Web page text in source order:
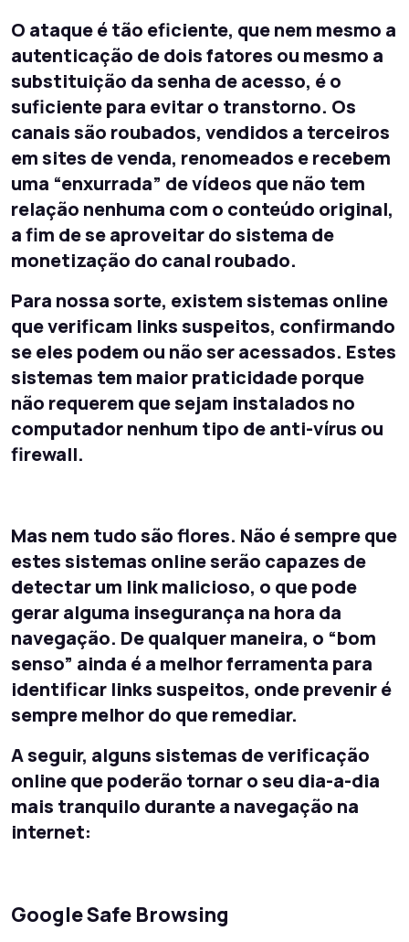
O ataque é tão eficiente, que nem mesmo a
autenticação de dois fatores ou mesmo a
substituição da senha de acesso, é o
suficiente para evitar o transtorno. Os
canais são roubados, vendidos a terceiros
em sites de venda, renomeados e recebem
uma “enxurrada” de vídeos que não tem
relação nenhuma com o conteúdo original,
a fim de se aproveitar do sistema de
monetização do canal roubado.
Para nossa sorte, existem sistemas online
que verificam links suspeitos, confirmando
se eles podem ou não ser acessados. Estes
sistemas tem maior praticidade porque
não requerem que sejam instalados no
computador nenhum tipo de anti-vírus ou
firewall.
Mas nem tudo são flores. Não é sempre que
estes sistemas online serão capazes de
detectar um link malicioso, o que pode
gerar alguma insegurança na hora da
navegação. De qualquer maneira, o “bom
senso” ainda é a melhor ferramenta para
identificar links suspeitos, onde prevenir é
sempre melhor do que remediar.
A seguir, alguns sistemas de verificação
online que poderão tornar o seu dia-a-dia
mais tranquilo durante a navegação na
internet:
Google Safe Browsing